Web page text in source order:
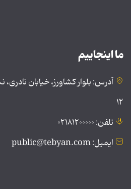
ما اینجاییم
آدرس: بلوار کشاورز، خیابان
۱۲
تلفن: ۰۲۱۸۱۲۰۰۰۰۰
ایمیل: public@tebyan.com